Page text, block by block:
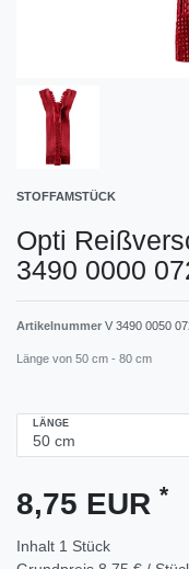
STOFFAMSTÜCK
Opti
3490 0000
Artikelnummer V 3490 0050
Länge von 50 cm - 80 cm
LÄNGE
8,75 EUR *
Inhalt 1 Stück